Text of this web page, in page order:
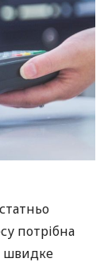
потрібна
швидке